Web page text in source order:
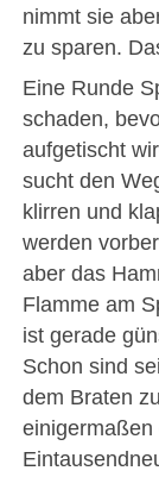
nimmt sie
zu sparen.
Eine Runde
schaden,
aufgetischt
sucht den
klirren und
werden
aber das
Flamme am
ist gerade
Schon sind
dem Braten